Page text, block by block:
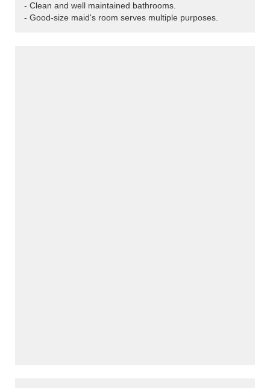
- Clean and well maintained bathrooms.
- Good-size maid's room serves multiple purposes.